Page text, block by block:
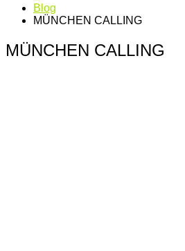
Blog
MÜNCHEN CALLING
MÜNCHEN CALLING